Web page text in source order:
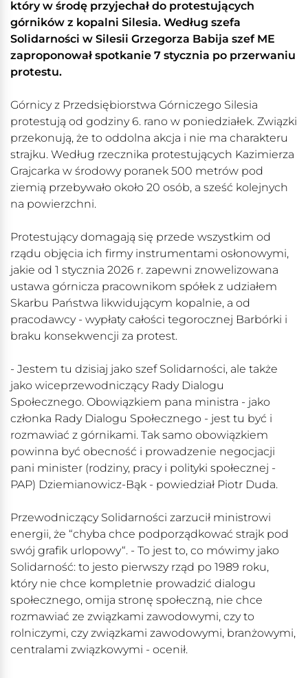
który w środę przyjechał do protestujących
górników z kopalni Silesia. Według szefa
Solidarności w Silesii Grzegorza Babija szef ME
zaproponował spotkanie 7 stycznia po przerwaniu
protestu.
Górnicy z Przedsiębiorstwa Górniczego Silesia
protestują od godziny 6. rano w poniedziałek. Związki
przekonują, że to oddolna akcja i nie ma charakteru
strajku. Według rzecznika protestujących Kazimierza
Grajcarka w środowy poranek 500 metrów pod
ziemią przebywało około 20 osób, a sześć kolejnych
na powierzchni.
Protestujący domagają się przede wszystkim od
rządu objęcia ich firmy instrumentami osłonowymi,
jakie od 1 stycznia 2026 r. zapewni znowelizowana
ustawa górnicza pracownikom spółek z udziałem
Skarbu Państwa likwidującym kopalnie, a od
pracodawcy - wypłaty całości tegorocznej Barbórki i
braku konsekwencji za protest.
- Jestem tu dzisiaj jako szef Solidarności, ale także
jako wiceprzewodniczący Rady Dialogu
Społecznego. Obowiązkiem pana ministra - jako
członka Rady Dialogu Społecznego - jest tu być i
rozmawiać z górnikami. Tak samo obowiązkiem
powinna być obecność i prowadzenie negocjacji
pani minister (rodziny, pracy i polityki społecznej -
PAP) Dziemianowicz-Bąk - powiedział Piotr Duda.
Przewodniczący Solidarności zarzucił ministrowi
energii, że “chyba chce podporządkować strajk pod
swój grafik urlopowy“. - To jest to, co mówimy jako
Solidarność: to jesto pierwszy rząd po 1989 roku,
który nie chce kompletnie prowadzić dialogu
społecznego, omija stronę społeczną, nie chce
rozmawiać ze związkami zawodowymi, czy to
rolniczymi, czy związkami zawodowymi, branżowymi,
centralami związkowymi - ocenił.